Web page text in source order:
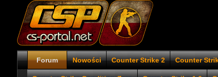
Forum Nowości Counter Strike 2 Counter